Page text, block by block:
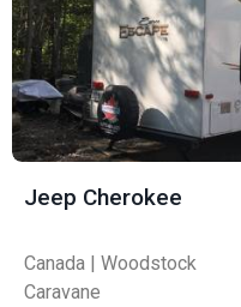
Jeep Cherokee
Canada | Woodstock
Caravane